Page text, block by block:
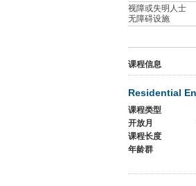
视障或失明人士
无障碍设施
课程信息
Residential
课程类型
开放月
课程长度
年龄群